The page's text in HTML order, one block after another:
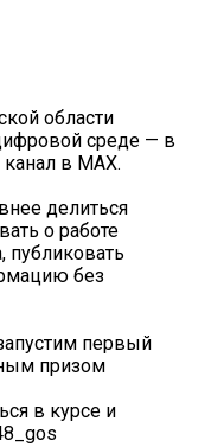
области
среде — в
в MAX.
делиться
о работе
публиковать
без
первый
призом
в курсе и